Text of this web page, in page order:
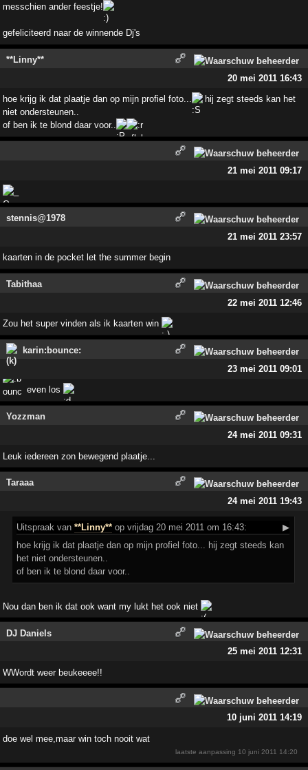
messchien ander feestje!
gefeliciteerd naar de winnende Dj's
**Linny**
20 mei 2011 16:43
hoe krijg ik dat plaatje dan op mijn profiel foto...
hij zegt steeds kan het
niet ondersteunen..
of ben ik te blond daar voor..
21 mei 2011 09:17
stennis@1978
21 mei 2011 23:57
kaarten in de pocket let the summer begin
Tabithaa
22 mei 2011 12:46
Zou het super vinden als ik kaarten win
karin:bounce:
23 mei 2011 09:01
even los
Yozzman
24 mei 2011 09:31
Leuk iedereen zon bewegend plaatje...
Taraaa
24 mei 2011 19:43
Uitspraak van**Linny** op vrijdag 20 mei 2011 om 16:43:
▶
hoe krijg ik dat plaatje dan op mijn profiel foto... hij zegt steeds kan
het niet ondersteunen..
of ben ik te blond daar voor..
Nou dan ben ik dat ook want my lukt het ook niet
DJ Daniels
25 mei 2011 12:31
WWordt weer beukeeee!!
10 juni 2011 14:19
doe wel mee,maar win toch nooit wat
laatste aanpassing 10 juni 2011 14:20